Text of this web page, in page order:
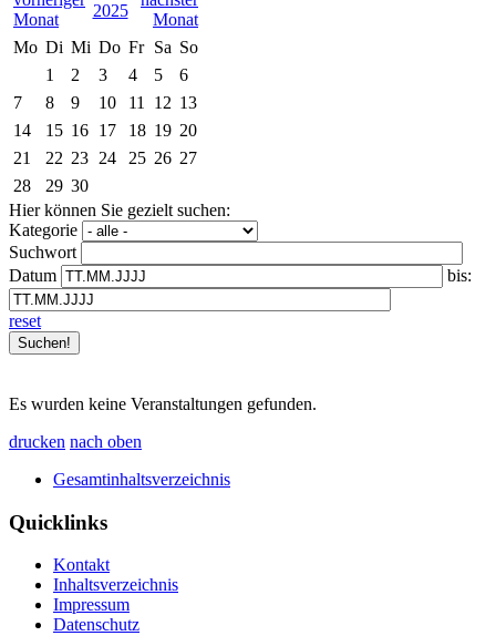
2025
Mo Di Mi Do Fr Sa So
1
2 3 4 5
6
7
8 9 10 11 12 13
14
15 16 17 18 19 20
21
22 23 24 25 26 27
28
29 30
Hier können Sie gezielt suchen:
Kategorie
Suchwort
Datum
bis:
reset
Es wurden keine Veranstaltungen gefunden.
drucken nach oben
Gesamtinhaltsverzeichnis
Quicklinks
Kontakt
Inhaltsverzeichnis
Impressum
Datenschutz